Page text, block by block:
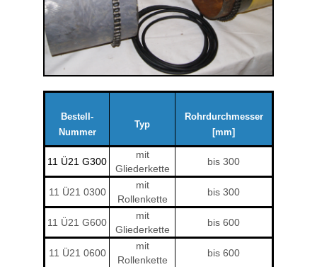
Bestell-
Nummer
Typ
Rohrdurchmesser
[mm]
11 Ü21 G300
mit
Gliederkette
bis 300
11 Ü21 0300
mit
Rollenkette
bis 300
11 Ü21 G600
mit
Gliederkette
bis 600
11 Ü21 0600
mit
Rollenkette
bis 600